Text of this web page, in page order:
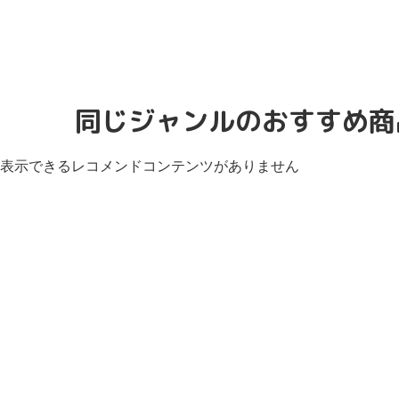
同じジャンルのおすすめ
表示できるレコメンドコンテンツがありません